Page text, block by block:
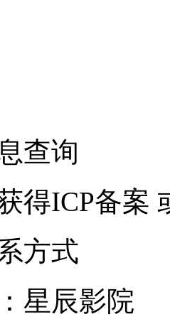
查询
得ICP备案
方式
星辰影院